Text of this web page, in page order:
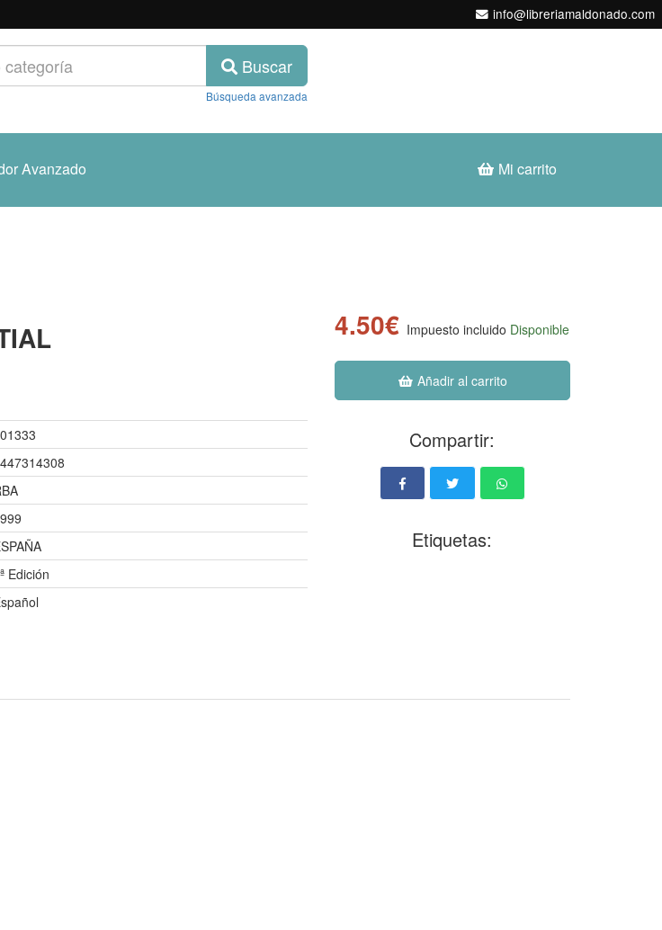
info@libreriamaldonado.com
Buscar
Búsqueda avanzada
Avanzado Mi carrito
Edición
4.50€ Impuesto incluido Disponible
Añadir al carrito
Compartir:
Etiquetas: